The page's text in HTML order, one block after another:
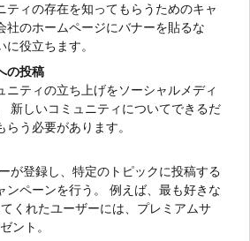
ティの存在を知ってもらうためのキャ
社のホームページにバナーを貼るな
役立ちます。
の投稿
ニティの立ち上げをソーシャルメディ
新しいコミュニティについてできるだ
う必要があります。
が登録し、特定のトピックに投稿する
ンペーンを行う。 例えば、最も好きな
くれたユーザーには、プレミアムサ
ント。